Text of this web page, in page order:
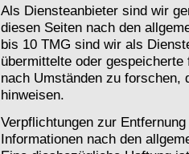
Als Diensteanbieter sind wir
diesen Seiten nach den
bis 10 TMG sind wir als
übermittelte oder
nach Umständen zu forschen,
hinweisen.
Verpflichtungen zur
Informationen nach den